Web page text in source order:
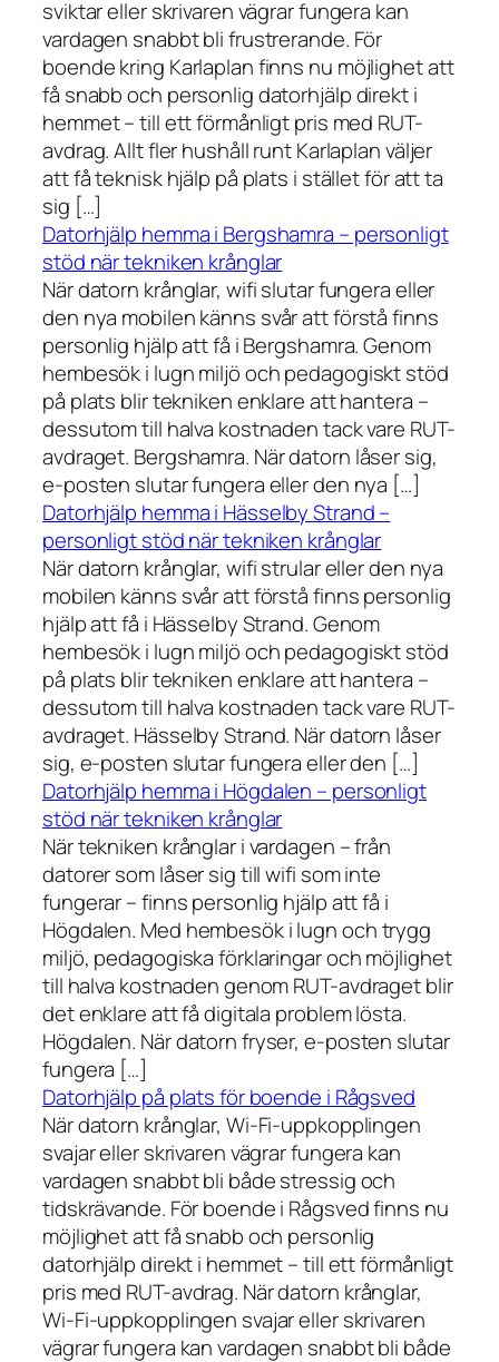
sviktar eller skrivaren vägrar fungera kan
vardagen snabbt bli frustrerande. För
boende kring Karlaplan finns nu möjlighet att
få snabb och personlig datorhjälp direkt i
hemmet – till ett förmånligt pris med RUT-
avdrag. Allt fler hushåll runt Karlaplan väljer
att få teknisk hjälp på plats i stället för att ta
sig […]
Datorhjälp hemma i Bergshamra – personligt
stöd när tekniken krånglar
När datorn krånglar, wifi slutar fungera eller
den nya mobilen känns svår att förstå finns
personlig hjälp att få i Bergshamra. Genom
hembesök i lugn miljö och pedagogiskt stöd
på plats blir tekniken enklare att hantera –
dessutom till halva kostnaden tack vare RUT-
avdraget. Bergshamra. När datorn låser sig,
e-posten slutar fungera eller den nya […]
Datorhjälp hemma i Hässelby Strand –
personligt stöd när tekniken krånglar
När datorn krånglar, wifi strular eller den nya
mobilen känns svår att förstå finns personlig
hjälp att få i Hässelby Strand. Genom
hembesök i lugn miljö och pedagogiskt stöd
på plats blir tekniken enklare att hantera –
dessutom till halva kostnaden tack vare RUT-
avdraget. Hässelby Strand. När datorn låser
sig, e-posten slutar fungera eller den […]
Datorhjälp hemma i Högdalen – personligt
stöd när tekniken krånglar
När tekniken krånglar i vardagen – från
datorer som låser sig till wifi som inte
fungerar – finns personlig hjälp att få i
Högdalen. Med hembesök i lugn och trygg
miljö, pedagogiska förklaringar och möjlighet
till halva kostnaden genom RUT-avdraget blir
det enklare att få digitala problem lösta.
Högdalen. När datorn fryser, e-posten slutar
fungera […]
Datorhjälp på plats för boende i Rågsved
När datorn krånglar, Wi-Fi-uppkopplingen
svajar eller skrivaren vägrar fungera kan
vardagen snabbt bli både stressig och
tidskrävande. För boende i Rågsved finns nu
möjlighet att få snabb och personlig
datorhjälp direkt i hemmet – till ett förmånligt
pris med RUT-avdrag. När datorn krånglar,
Wi-Fi-uppkopplingen svajar eller skrivaren
vägrar fungera kan vardagen snabbt bli både